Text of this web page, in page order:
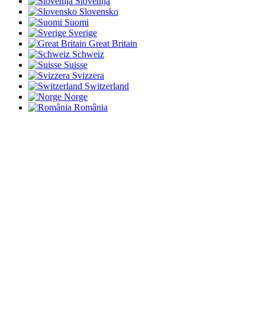
Slovensko
Suomi
Sverige
Great Britain
Schweiz
Suisse
Svizzera
Switzerland
Norge
România